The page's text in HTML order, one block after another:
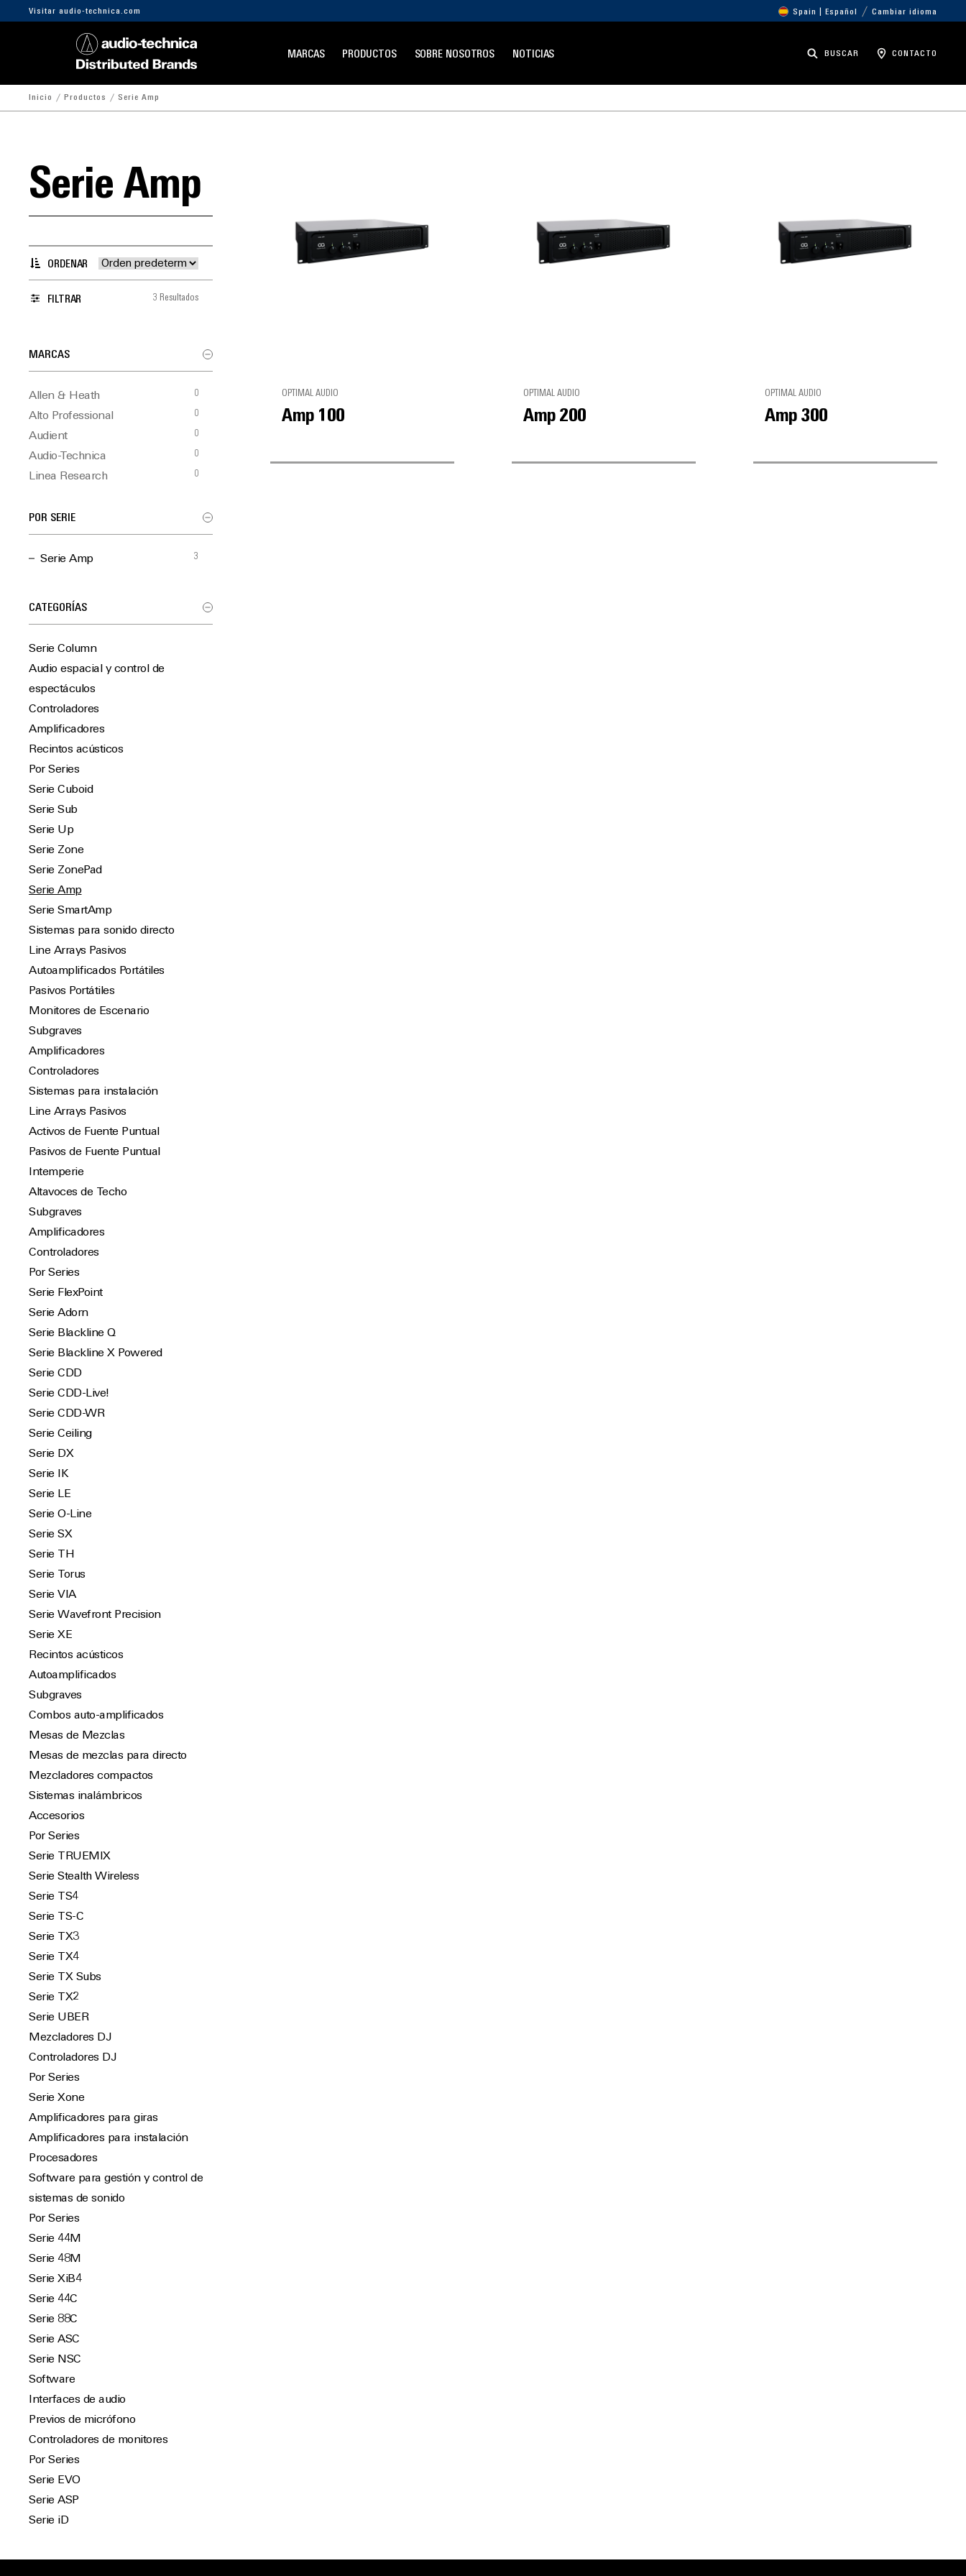
Visitar audio-technica.com Spain | Español Cambiar idioma
MARCAS PRODUCTOS SOBRE NOSOTROS NOTICIAS BUSCAR CONTACTO
Inicio Productos Serie Amp
Serie Amp
ORDENAR
FILTRAR 3 Resultados
MARCAS
Allen & Heath 0
Alto Professional 0
Audient 0
Audio-Technica 0
Linea Research 0
Optimal Audio
TiMax 0
POR SERIE
Serie Amp 3
CATEGORÍAS
Serie Column
Audio espacial y control de
espectáculos
Controladores
Amplificadores
Recintos acústicos
Por Series
Serie Cuboid
Serie Sub
Serie Up
Serie Zone
Serie ZonePad
Serie Amp
Serie SmartAmp
Sistemas para sonido directo
Line Arrays Pasivos
Autoamplificados Portátiles
Pasivos Portátiles
Monitores de Escenario
Subgraves
Amplificadores
Controladores
Sistemas para instalación
Line Arrays Pasivos
Activos de Fuente Puntual
Pasivos de Fuente Puntual
Intemperie
Altavoces de Techo
Subgraves
Amplificadores
Controladores
Por Series
Serie FlexPoint
Serie Adorn
Serie Blackline Q
Serie Blackline X Powered
Serie CDD
Serie CDD-Live!
Serie CDD-WR
Serie Ceiling
Serie DX
Serie IK
Serie LE
Serie O-Line
Serie SX
Serie TH
Serie Torus
Serie VIA
Serie Wavefront Precision
Serie XE
Recintos acústicos
Autoamplificados
Subgraves
Combos auto-amplificados
Mesas de Mezclas
Mesas de mezclas para directo
Mezcladores compactos
Sistemas inalámbricos
Accesorios
Por Series
Serie TRUEMIX
Serie Stealth Wireless
Serie TS4
Serie TS-C
Serie TX3
Serie TX4
Serie TX Subs
Serie TX2
Serie UBER
Mezcladores DJ
Controladores DJ
Por Series
Serie Xone
Amplificadores para giras
Amplificadores para instalación
Procesadores
Software para gestión y control de
sistemas de sonido
Por Series
Serie 44M
Serie 48M
Serie XiB4
Serie 44C
Serie 88C
Serie ASC
Serie NSC
Software
Interfaces de audio
Previos de micrófono
Controladores de monitores
Por Series
Serie EVO
Serie ASP
Serie iD
OPTIMAL AUDIO
Amp 100
OPTIMAL AUDIO
Amp 200
OPTIMAL AUDIO
Amp 300